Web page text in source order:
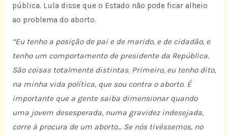
pública. Lula disse que o Estado não pode ficar alheio
ao problema do aborto.
“Eu tenho a posição de pai e de marido, e de cidadão, e
tenho um comportamento de presidente da República.
São coisas totalmente distintas. Primeiro, eu tenho dito,
na minha vida política, que sou contra o aborto. É
importante que a gente saiba dimensionar quando
uma jovem desesperada, numa gravidez indesejada,
corre à procura de um aborto… Se nós tivéssemos, no